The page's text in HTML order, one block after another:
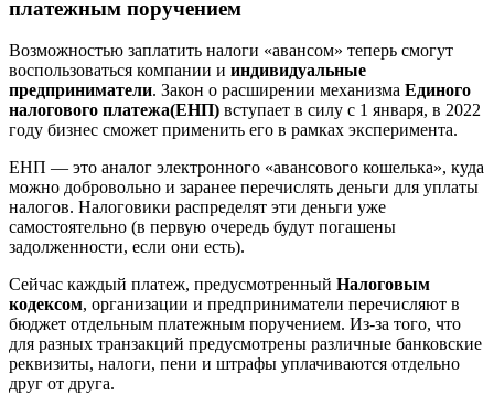
платежным поручением
Возможностью заплатить налоги «авансом» теперь смогут
воспользоваться компании и индивидуальные
предприниматели. Закон о расширении механизма Единого
налогового платежа(ЕНП) вступает в силу с 1 января, в 2022
году бизнес сможет применить его в рамках эксперимента.
ЕНП — это аналог электронного «авансового кошелька», куда
можно добровольно и заранее перечислять деньги для уплаты
налогов. Налоговики распределят эти деньги уже
самостоятельно (в первую очередь будут погашены
задолженности, если они есть).
Сейчас каждый платеж, предусмотренный Налоговым
кодексом, организации и предприниматели перечисляют в
бюджет отдельным платежным поручением. Из-за того, что
для разных транзакций предусмотрены различные банковские
реквизиты, налоги, пени и штрафы уплачиваются отдельно
друг от друга.